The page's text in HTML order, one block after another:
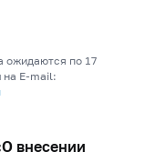
ожидаются по 17
на E-mail:
внесении